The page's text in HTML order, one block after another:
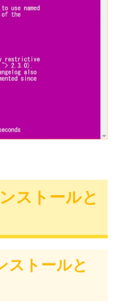
ストールと
ストールと